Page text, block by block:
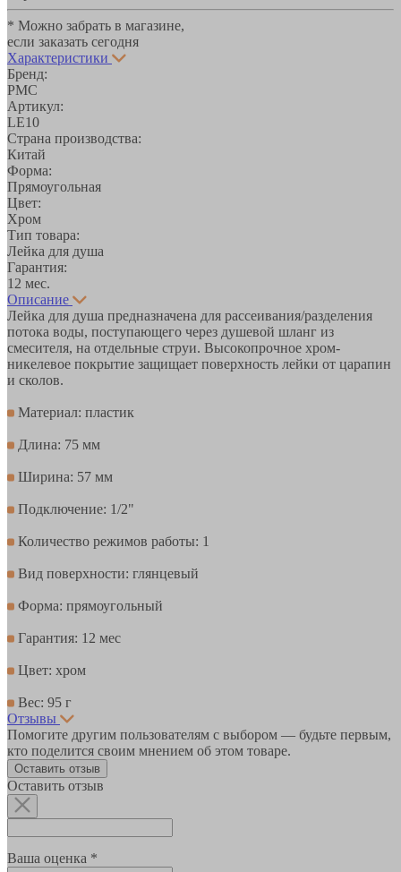
* Можно забрать в магазине,
если заказать сегодня
Характеристики
Бренд:
РМС
Артикул:
LE10
Страна производства:
Китай
Форма:
Прямоугольная
Цвет:
Хром
Тип товара:
Лейка для душа
Гарантия:
12 мес.
Описание
Лейка для душа предназначена для рассеивания/разделения
потока воды, поступающего через душевой шланг из
смесителя, на отдельные струи. Высокопрочное хром-
никелевое покрытие защищает поверхность лейки от царапин
и сколов.
Материал: пластик
Длина: 75 мм
Ширина: 57 мм
Подключение: 1/2"
Количество режимов работы: 1
Вид поверхности: глянцевый
Форма: прямоугольный
Гарантия: 12 мес
Цвет: хром
Вес: 95 г
Отзывы
Помогите другим пользователям с выбором — будьте первым,
кто поделится своим мнением об этом товаре.
Оставить отзыв
Оставить отзыв
Ваша оценка *